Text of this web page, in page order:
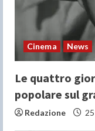
Cinema News
Le quattro
popolare sul
Redazione